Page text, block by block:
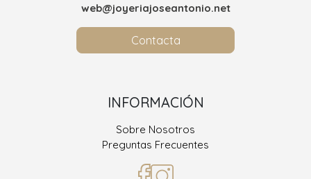
web@joyeriajoseantonio.net
Contacta
INFORMACIÓN
Sobre Nosotros
Preguntas Frecuentes